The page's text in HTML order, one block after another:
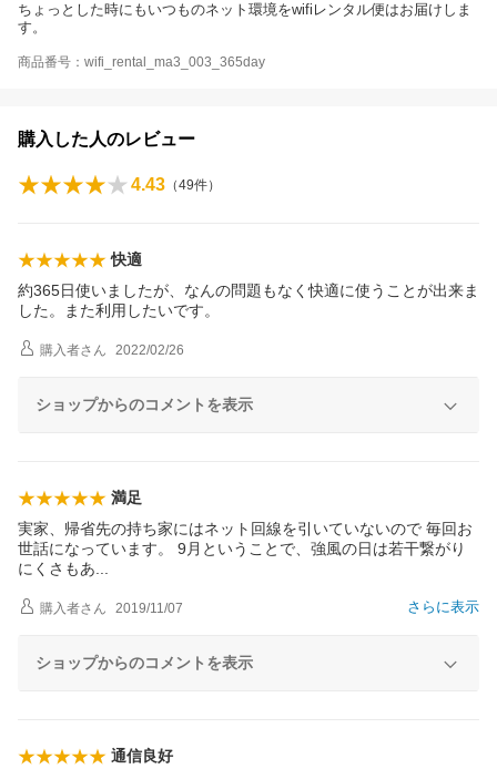
ちょっとした時にもいつものネット環境をwifiレンタル便はお届けしま
す。
商品番号：wifi_rental_ma3_003_365day
購入した人のレビュー
4.43 （49件）
快適
約365日使いましたが、なんの問題もなく快適に使うことが出来ま
した。また利用したいです。
購入者さん 2022/02/26
ショップからのコメントを表示
満足
実家、帰省先の持ち家にはネット回線を引いていないので 毎回お
世話になっています。 9月ということで、強風の日は若干繋がり
にくさもあ
さらに表示
購入者さん 2019/11/07
ショップからのコメントを表示
通信良好